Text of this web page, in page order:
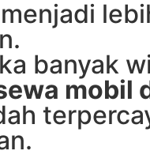
banyak
mobil